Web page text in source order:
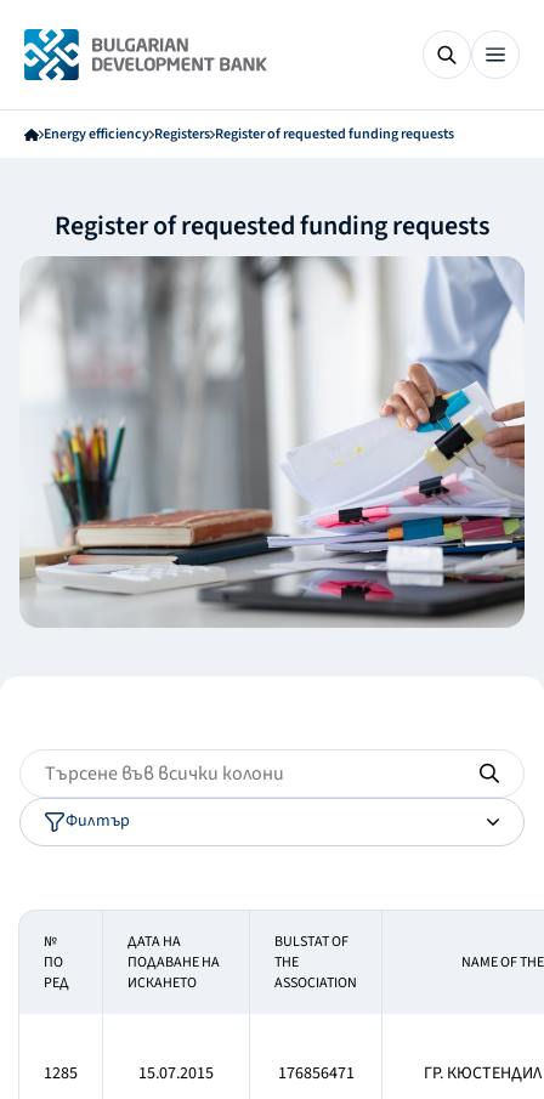
Energy efficiency Registers Register of requested funding requests
Register of requested funding requests
Филтър
№
ПО
РЕД
ДАТА НА
ПОДАВАНЕ НА
ИСКАНЕТО
BULSTAT OF
THE
ASSOCIATION
NAME OF
1285 15.07.2015 176856471 ГР.